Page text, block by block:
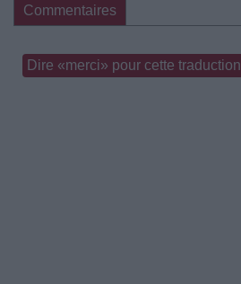
Commentaires
Dire «merci» pour cette traduction